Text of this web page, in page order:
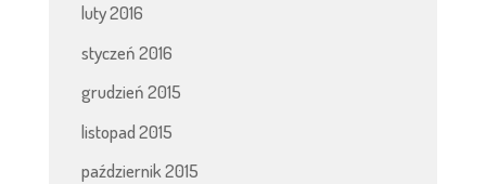
luty 2016
styczeń 2016
grudzień 2015
listopad 2015
październik 2015